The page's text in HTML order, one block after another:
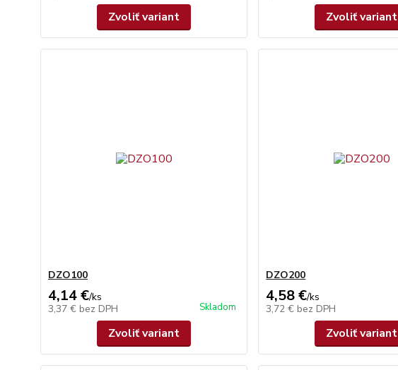
Zvoliť variant Zvoliť variant
DZO100
4,14 €/ks
3,37 € bez DPH Skladom
Zvoliť variant
DZO200
4,58 €/ks
3,72 € bez DPH
Zvoliť variant